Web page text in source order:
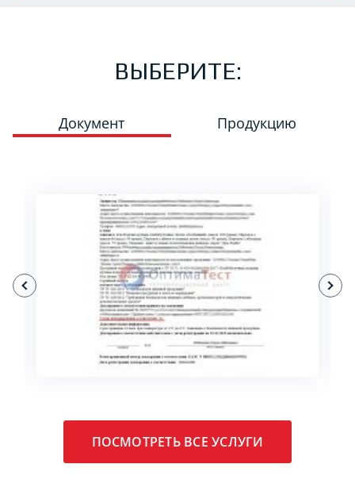
ВЫБЕРИТЕ:
Документ Продукцию
ПОДРОБНЕЕ
ПОСМОТРЕТЬ ВСЕ УСЛУГИ